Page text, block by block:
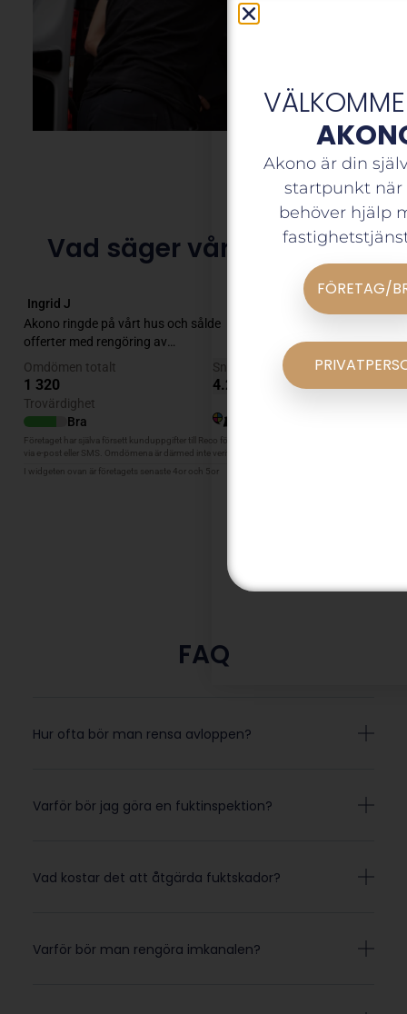
Vad säger våra kunder?
FAQ
Hur ofta bör man rensa avloppen?
Varför bör jag göra en fuktinspektion?
Vad kostar det att åtgärda fuktskador?
Varför bör man rengöra imkanalen?
Akono är din
startpunkt när
behöver hjälp
FÖRETAG/